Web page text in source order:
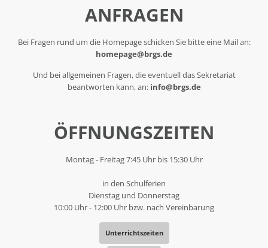
ANFRAGEN
Bei Fragen rund um die Homepage schicken Sie bitte eine Mail an:
homepage@brgs.de
Und bei allgemeinen Fragen, die eventuell das Sekretariat
beantworten kann, an: info@brgs.de
ÖFFNUNGSZEITEN
Montag - Freitag 7:45 Uhr bis 15:30 Uhr
in den Schulferien
Dienstag und Donnerstag
10:00 Uhr - 12:00 Uhr bzw. nach Vereinbarung
Unterrichtszeiten